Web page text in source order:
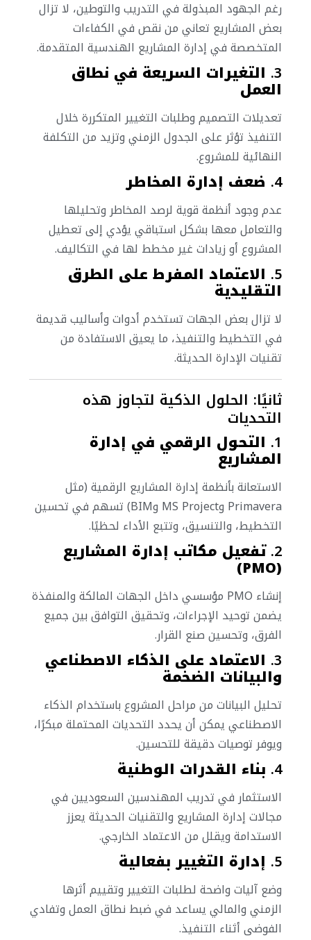
رغم الجهود المبذولة في التدريب والتوطين، لا تزال
بعض المشاريع تعاني من نقص في الكفاءات
المتخصصة في إدارة المشاريع الهندسية المتقدمة.
3. التغيرات السريعة في نطاق
العمل
تعديلات التصميم وطلبات التغيير المتكررة خلال
التنفيذ تؤثر على الجدول الزمني وتزيد من التكلفة
النهائية للمشروع.
4. ضعف إدارة المخاطر
عدم وجود أنظمة قوية لرصد المخاطر وتحليلها
والتعامل معها بشكل استباقي يؤدي إلى تعطيل
المشروع أو زيادات غير مخطط لها في التكاليف.
5. الاعتماد المفرط على الطرق
التقليدية
لا تزال بعض الجهات تستخدم أدوات وأساليب قديمة
في التخطيط والتنفيذ، ما يعيق الاستفادة من
تقنيات الإدارة الحديثة.
ثانيًا: الحلول الذكية لتجاوز هذه
التحديات
1. التحول الرقمي في إدارة
المشاريع
الاستعانة بأنظمة إدارة المشاريع الرقمية (مثل
Primavera وMS Project وBIM) تسهم في تحسين
التخطيط، والتنسيق، وتتبع الأداء لحظيًا.
2. تفعيل مكاتب إدارة المشاريع
(PMO)
إنشاء PMO مؤسسي داخل الجهات المالكة والمنفذة
يضمن توحيد الإجراءات، وتحقيق التوافق بين جميع
الفرق، وتحسين صنع القرار.
3. الاعتماد على الذكاء الاصطناعي
والبيانات الضخمة
تحليل البيانات من مراحل المشروع باستخدام الذكاء
الاصطناعي يمكن أن يحدد التحديات المحتملة مبكرًا،
ويوفر توصيات دقيقة للتحسين.
4. بناء القدرات الوطنية
الاستثمار في تدريب المهندسين السعوديين في
مجالات إدارة المشاريع والتقنيات الحديثة يعزز
الاستدامة ويقلل من الاعتماد الخارجي.
5. إدارة التغيير بفعالية
وضع آليات واضحة لطلبات التغيير وتقييم أثرها
الزمني والمالي يساعد في ضبط نطاق العمل وتفادي
الفوضى أثناء التنفيذ.